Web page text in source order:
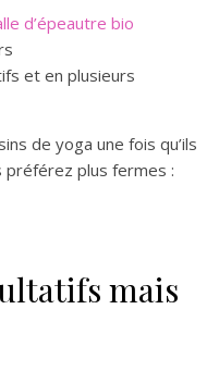
d’épeautre bio
et en plusieurs
de yoga une fois qu’ils
préférez plus fermes :
mais